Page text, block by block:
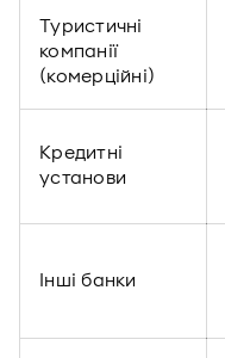
Туристичні
компанії
(комерційні)
Кредитні
установи
Інші банки